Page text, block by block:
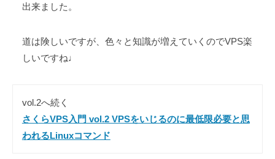
出来ました。
道は険しいですが、色々と知識が増えていくのでVPS楽
しいですね♩
vol.2へ続く
さくらVPS入門 vol.2 VPSをいじるのに最低限必要と思
われるLinuxコマンド